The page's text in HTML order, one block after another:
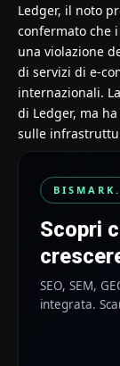
Ledger, il noto
confermato che
una violazione
di servizi di e-
internazionali.
di Ledger, ma
sulle
Scopri
SEO, SEM,
integrata.